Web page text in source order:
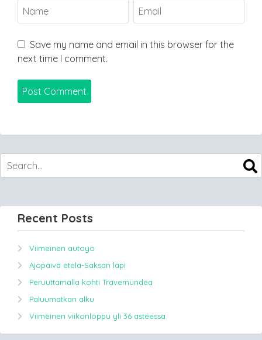
Save my name and email in this browser for the
next time I comment.
Recent Posts
Viimeinen autoyö
Ajopäivä etelä-Saksan läpi
Peruuttamalla kohti Travemündea
Paluumatkan alku
Viimeinen viikonloppu yli 36 asteessa.